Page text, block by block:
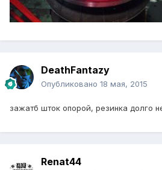
DeathFantazy
Опубликовано 18 мая, 2015
зажатб шток опорой, резинка долго
Renat44